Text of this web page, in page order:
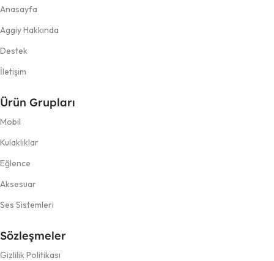
Anasayfa
Aggiy Hakkında
Destek
İletişim
Ürün Grupları
Mobil
Kulaklıklar
Eğlence
Aksesuar
Ses Sistemleri
Sözleşmeler
Gizlilik Politikası